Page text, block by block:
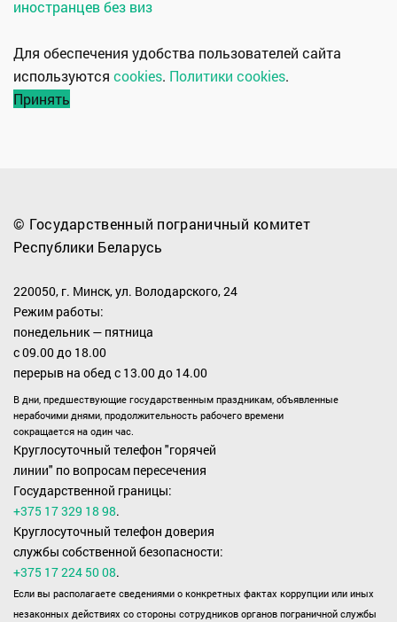
иностранцев без виз
Для обеспечения удобства пользователей сайта
используются cookies. Политики cookies.
Принять
© Государственный пограничный комитет
Республики Беларусь
220050, г. Минск, ул. Володарского, 24
Режим работы:
понедельник — пятница
с 09.00 до 18.00
перерыв на обед с 13.00 до 14.00
В дни, предшествующие государственным праздникам, объявленные
нерабочими днями, продолжительность рабочего времени
сокращается на один час.
Круглосуточный телефон "горячей
линии" по вопросам пересечения
Государственной границы:
+375 17 329 18 98.
Круглосуточный телефон доверия
службы собственной безопасности:
+375 17 224 50 08.
Если вы располагаете сведениями о конкретных фактах коррупции или иных
незаконных действиях со стороны сотрудников органов пограничной службы